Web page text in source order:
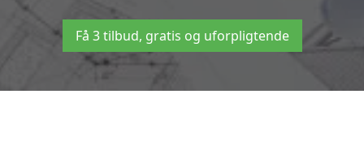
Få 3 tilbud, gratis og uforpligtende